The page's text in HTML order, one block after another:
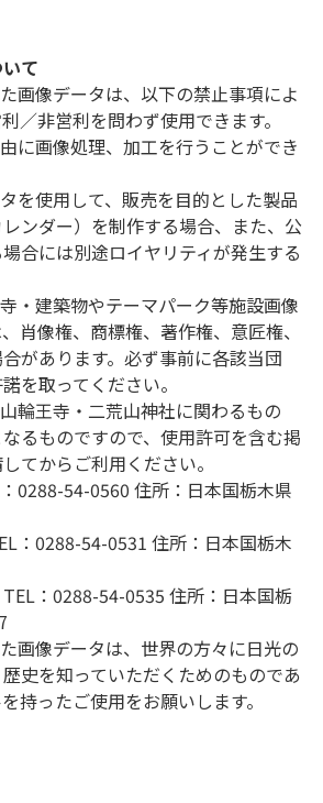
て
画像データは、以下の禁止事項によ
／非営利を問わず使用できます。
に画像処理、加工を行うことができ
を使用して、販売を目的とした製品
レンダー）を制作する場合、また、公
合には別途ロイヤリティが発生する
・建築物やテーマパーク等施設画像
肖像権、商標権、著作権、意匠権、
があります。必ず事前に各該当団
を取ってください。
輪王寺・二荒山神社に関わるもの
るものですので、使用許可を含む掲
てからご利用ください。
0288-54-0560 住所：日本国栃木県
：0288-54-0531 住所：日本国栃木
TEL：0288-54-0535 住所：日本国栃
画像データは、世界の方々に日光の
史を知っていただくためのものであ
持ったご使用をお願いします。